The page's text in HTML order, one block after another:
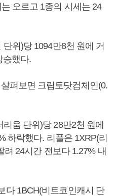
오르고 1종의 시세는 24
위)당 1094만8천 원에 거
승했다.
펴보면 크립토닷컴체인(0.
움 단위)당 28만2천 원에
하락했다. 리플은 1XRP(리
려 24시간 전보다 1.27% 내
다 1BCH(비트코인캐시 단